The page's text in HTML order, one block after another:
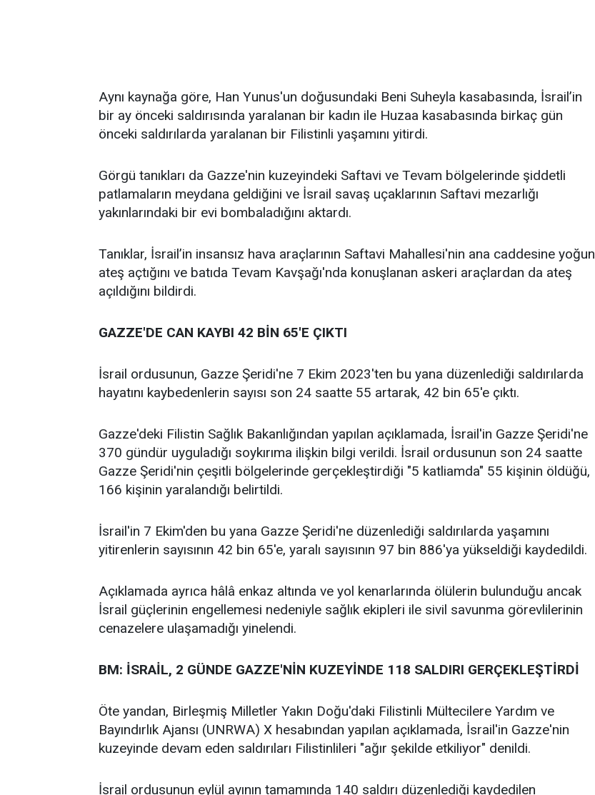
Aynı kaynağa göre, Han Yunus'un doğusundaki Beni Suheyla kasabasında, İsrail’in
bir ay önceki saldırısında yaralanan bir kadın ile Huzaa kasabasında birkaç gün
önceki saldırılarda yaralanan bir Filistinli yaşamını yitirdi.
Görgü tanıkları da Gazze'nin kuzeyindeki Saftavi ve Tevam bölgelerinde şiddetli
patlamaların meydana geldiğini ve İsrail savaş uçaklarının Saftavi mezarlığı
yakınlarındaki bir evi bombaladığını aktardı.
Tanıklar, İsrail’in insansız hava araçlarının Saftavi Mahallesi'nin ana caddesine yoğun
ateş açtığını ve batıda Tevam Kavşağı'nda konuşlanan askeri araçlardan da ateş
açıldığını bildirdi.
GAZZE'DE CAN KAYBI 42 BİN 65'E ÇIKTI
İsrail ordusunun, Gazze Şeridi'ne 7 Ekim 2023'ten bu yana düzenlediği saldırılarda
hayatını kaybedenlerin sayısı son 24 saatte 55 artarak, 42 bin 65'e çıktı.
Gazze'deki Filistin Sağlık Bakanlığından yapılan açıklamada, İsrail'in Gazze Şeridi'ne
370 gündür uyguladığı soykırıma ilişkin bilgi verildi. İsrail ordusunun son 24 saatte
Gazze Şeridi'nin çeşitli bölgelerinde gerçekleştirdiği "5 katliamda" 55 kişinin öldüğü,
166 kişinin yaralandığı belirtildi.
İsrail'in 7 Ekim'den bu yana Gazze Şeridi'ne düzenlediği saldırılarda yaşamını
yitirenlerin sayısının 42 bin 65'e, yaralı sayısının 97 bin 886'ya yükseldiği kaydedildi.
Açıklamada ayrıca hâlâ enkaz altında ve yol kenarlarında ölülerin bulunduğu ancak
İsrail güçlerinin engellemesi nedeniyle sağlık ekipleri ile sivil savunma görevlilerinin
cenazelere ulaşamadığı yinelendi.
BM: İSRAİL, 2 GÜNDE GAZZE'NİN KUZEYİNDE 118 SALDIRI GERÇEKLEŞTİRDİ
Öte yandan, Birleşmiş Milletler Yakın Doğu'daki Filistinli Mültecilere Yardım ve
Bayındırlık Ajansı (UNRWA) X hesabından yapılan açıklamada, İsrail'in Gazze'nin
kuzeyinde devam eden saldırıları Filistinlileri "ağır şekilde etkiliyor" denildi.
İsrail ordusunun eylül ayının tamamında 140 saldırı düzenlediği kaydedilen